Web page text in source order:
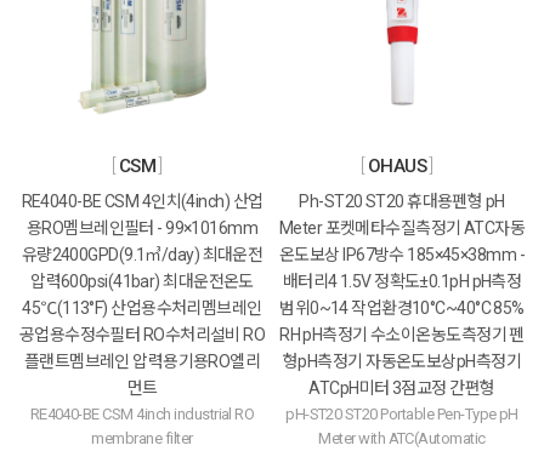
CSM
RE4040-BE CSM 4인치(4inch) 산업
용RO멤브레인필터 - 99×1016mm
유량2400GPD(9.1㎥/day) 최대운전
압력600psi(41bar) 최대운전온도
45℃(113°F) 산업용수처리멤브레인
공업용수정수필터 RO수처리설비 RO
플랜트멤브레인 압력용기용RO엘리
먼트
RE4040-BE CSM 4inch industrial RO
membrane filter
OHAUS
Ph-ST20 ST20 휴대용펜형 pH
Meter 포켓메타수질측정기 ATC자동
온도보상 IP67방수 185×45×38mm -
배터리4 1.5V 정확도±0.1pH pH측정
범위0~14 작업환경10°C~40°C 85%
RH pH측정기 수소이온농도측정기 펜
형pH측정기 자동온도보상pH측정기
ATCpH미터 3점교정 간편형
pH-ST20 ST20 Portable Pen-Type pH
Meter with ATC(Automatic